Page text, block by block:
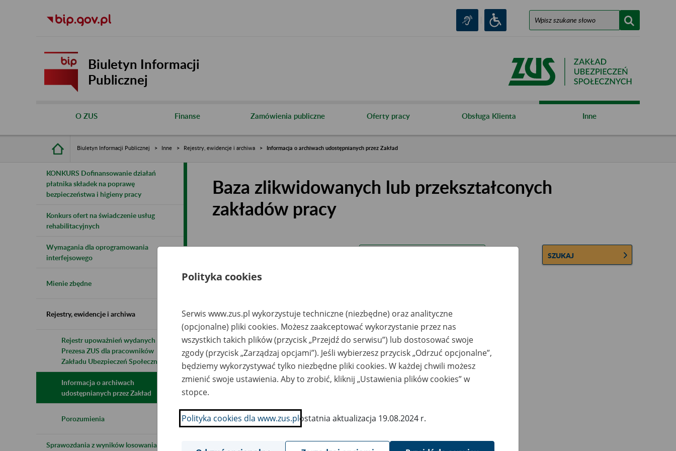
Biuletyn Informacji
Publicznej
O ZUS Finanse Zamówienia publiczne Oferty pracy Obsługa Klienta Inne
Biuletyn Informacji Publicznej Inne Rejestry, ewidencje i archiwa Informacja o archiwach udostępnianych przez Zakład
KONKURS Dofinansowanie działań
płatnika składek na poprawę
bezpieczeństwa i higieny pracy
Konkurs ofert na świadczenie usług
rehabilitacyjnych
Wymagania dla oprogramowania
interfejsowego
Mienie zbędne
Rejestry, ewidencje i archiwa
Rejestr upoważnień wydanych przez
Prezesa ZUS dla pracowników
Zakładu Ubezpieczeń Społecznych
Informacja o archiwach
udostępnianych przez Zakład
Porozumienia
Sprawozdania z wyników losowania do
Baza zlikwidowanych lub przekształconych
zakładów pracy
SZUKAJ
Wszystkie uwagi można przesyłać poprzez
Wyświetl wszystkie
Polityka cookies
Serwis www.zus.pl wykorzystuje techniczne (niezbędne) oraz analityczne
(opcjonalne) pliki cookies. Możesz zaakceptować wykorzystanie przez nas
wszystkich takich plików (przycisk „Przejdź do serwisu”) lub dostosować swoje
zgody (przycisk „Zarządzaj opcjami”). Jeśli wybierzesz przycisk „Odrzuć opcjonalne”,
będziemy wykorzystywać tylko niezbędne pliki cookies. W każdej chwili możesz
zmienić swoje ustawienia. Aby to zrobić, kliknij „Ustawienia plików cookies” w
stopce.
Polityka cookies dla www.zus.plostatnia aktualizacja 19.08.2024 r.